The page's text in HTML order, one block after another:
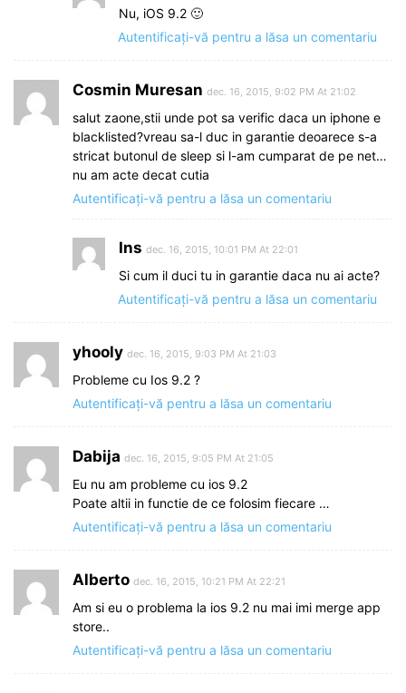
Nu, iOS 9.2 🙂
Autentificați-vă pentru a lăsa un comentariu
Cosmin Muresan dec. 16, 2015, 9:02 PM At 21:02
salut zaone,stii unde pot sa verific daca un iphone e
blacklisted?vreau sa-l duc in garantie deoarece s-a
stricat butonul de sleep si l-am cumparat de pe net…
nu am acte decat cutia
Autentificați-vă pentru a lăsa un comentariu
Ins dec. 16, 2015, 10:01 PM At 22:01
Si cum il duci tu in garantie daca nu ai acte?
Autentificați-vă pentru a lăsa un comentariu
yhooly dec. 16, 2015, 9:03 PM At 21:03
Probleme cu Ios 9.2 ?
Autentificați-vă pentru a lăsa un comentariu
Dabija dec. 16, 2015, 9:05 PM At 21:05
Eu nu am probleme cu ios 9.2
Poate altii in functie de ce folosim fiecare …
Autentificați-vă pentru a lăsa un comentariu
Alberto dec. 16, 2015, 10:21 PM At 22:21
Am si eu o problema la ios 9.2 nu mai imi merge app
store..
Autentificați-vă pentru a lăsa un comentariu